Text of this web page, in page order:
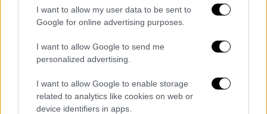
I want to allow my user data to be sent to
Google for online advertising purposes.
I want to allow Google to send me
personalized advertising.
I want to allow Google to enable storage
related to analytics like cookies on web or
device identifiers in apps.
εικόνες της σφαγήςκυκλοφόρησαν αρχικά
από συριακά μέσα ενημέρωσης και
συγκεκριμένα από το δίκτυο SDS. Σύμφωνα
νουσαϊρικές πολιτοφυλακές που στηρίζουν
Μπασάρ αλ Άσαντστο Λίβανο και το